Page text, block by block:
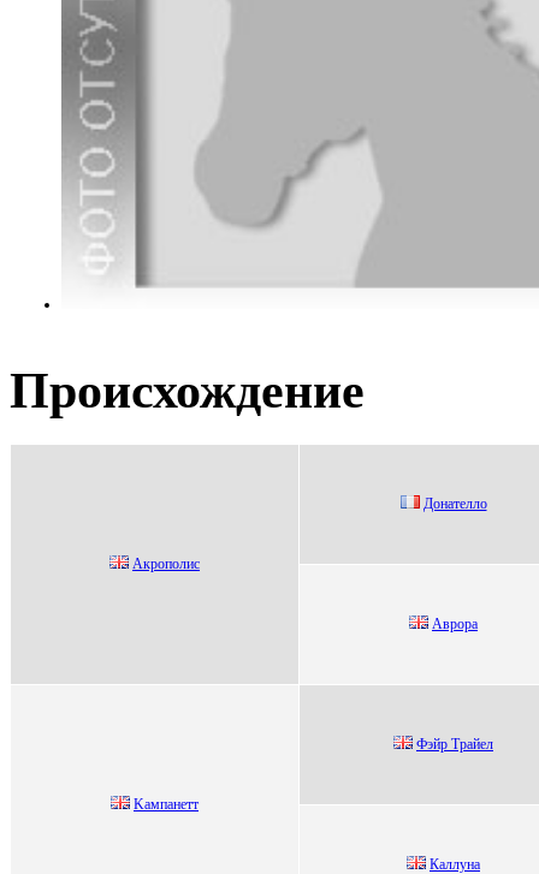
Происхождение
Акpoпoлиc
Донaтeлло
Аврорa
Kaмпaнетт
Фэйp Тpaйeл
Кaллунa